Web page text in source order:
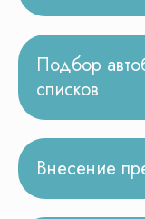
Подбор
списков
Внесение